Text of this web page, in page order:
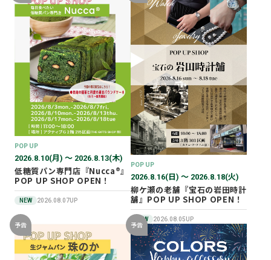
POP UP
2026.8.10(月) 〜 2026.8.13(木)
低糖質パン専門店『Nucca®』
POP UP SHOP OPEN！
NEW 2026.08.07UP
POP UP
2026.8.16(日) 〜 2026.8.18(火)
柳ケ瀬の老舗『宝石の岩田時計
舗』POP UP SHOP OPEN！
NEW 2026.08.05UP
予告 予告